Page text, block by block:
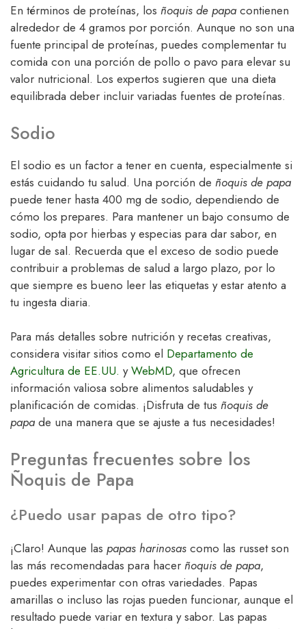
En términos de proteínas, los ñoquis de papa contienen
alrededor de 4 gramos por porción. Aunque no son una
fuente principal de proteínas, puedes complementar tu
comida con una porción de pollo o pavo para elevar su
valor nutricional. Los expertos sugieren que una dieta
equilibrada deber incluir variadas fuentes de proteínas.
Sodio
El sodio es un factor a tener en cuenta, especialmente si
estás cuidando tu salud. Una porción de ñoquis de papa
puede tener hasta 400 mg de sodio, dependiendo de
cómo los prepares. Para mantener un bajo consumo de
sodio, opta por hierbas y especias para dar sabor, en
lugar de sal. Recuerda que el exceso de sodio puede
contribuir a problemas de salud a largo plazo, por lo
que siempre es bueno leer las etiquetas y estar atento a
tu ingesta diaria.
Para más detalles sobre nutrición y recetas creativas,
considera visitar sitios como el Departamento de
Agricultura de EE.UU. yWebMD, que ofrecen
información valiosa sobre alimentos saludables y
planificación de comidas. ¡Disfruta de tus ñoquis de
papa de una manera que se ajuste a tus necesidades!
Preguntas frecuentes sobre los
Ñoquis de Papa
¿Puedo usar papas de otro tipo?
¡Claro! Aunque las papas harinosas como las russet son
las más recomendadas para hacer ñoquis de papa,
puedes experimentar con otras variedades. Papas
amarillas o incluso las rojas pueden funcionar, aunque el
resultado puede variar en textura y sabor. Las papas